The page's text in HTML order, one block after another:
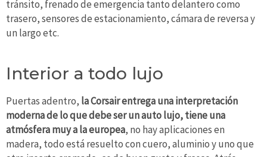
tránsito, frenado de emergencia tanto delantero como
trasero, sensores de estacionamiento, cámara de reversa y
un largo etc.
Interior a todo lujo
Puertas adentro, la Corsair entrega una interpretación
moderna de lo que debe ser un auto lujo, tiene una
atmósfera muy a la europea, no hay aplicaciones en
madera, todo está resuelto con cuero, aluminio y uno que